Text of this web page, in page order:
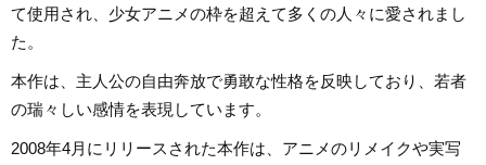
て使用され、少女アニメの枠を超えて多くの人々に愛されまし
た。
本作は、主人公の自由奔放で勇敢な性格を反映しており、若者
の瑞々しい感情を表現しています。
2008年4月にリリースされた本作は、アニメのリメイクや実写